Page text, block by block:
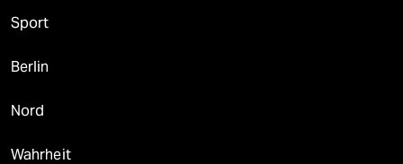
Sport
Berlin
Nord
Wahrheit